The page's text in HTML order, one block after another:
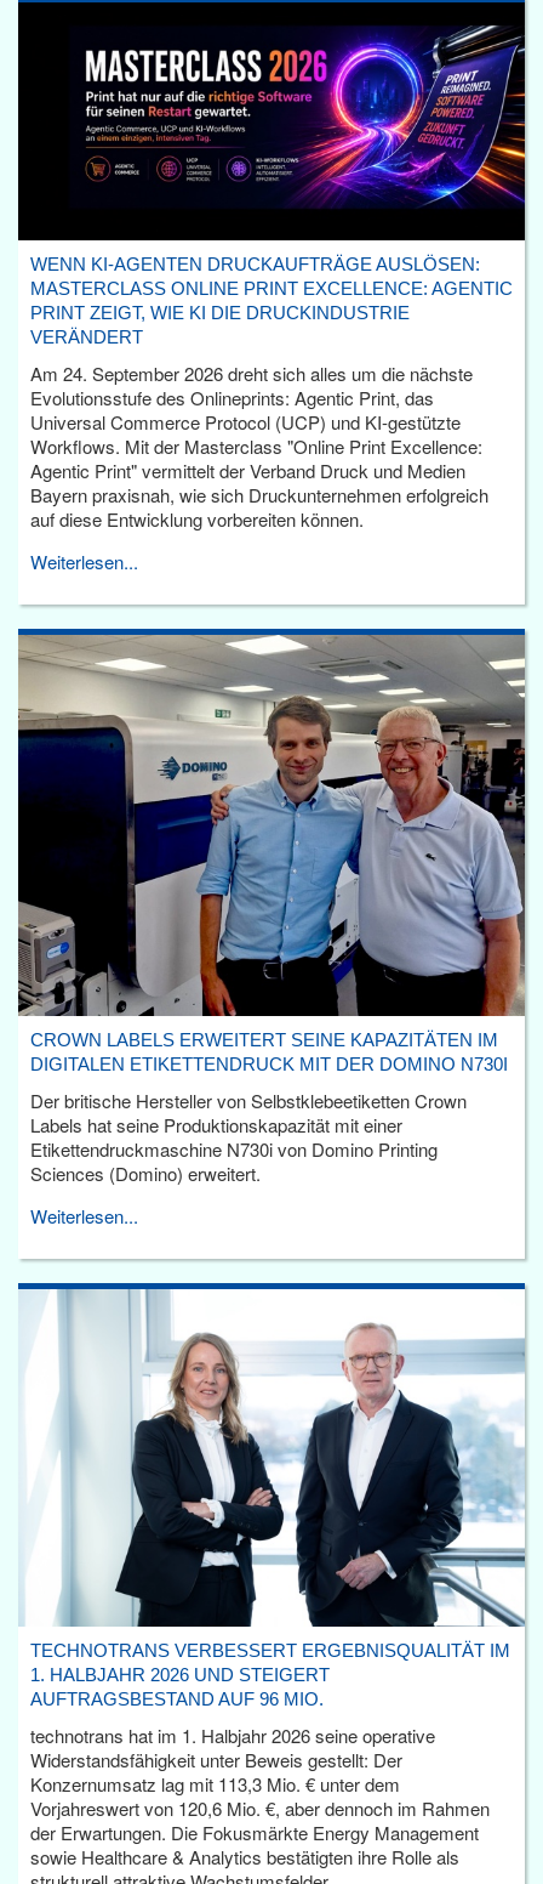
WENN KI-AGENTEN DRUCKAUFTRÄGE AUSLÖSEN:
MASTERCLASS ONLINE PRINT EXCELLENCE: AGENTIC
PRINT ZEIGT, WIE KI DIE DRUCKINDUSTRIE
VERÄNDERT
Am 24. September 2026 dreht sich alles um die nächste
Evolutionsstufe des Onlineprints: Agentic Print, das
Universal Commerce Protocol (UCP) und KI-gestützte
Workflows. Mit der Masterclass "Online Print Excellence:
Agentic Print" vermittelt der Verband Druck und Medien
Bayern praxisnah, wie sich Druckunternehmen erfolgreich
auf diese Entwicklung vorbereiten können.
Weiterlesen...
CROWN LABELS ERWEITERT SEINE KAPAZITÄTEN IM
DIGITALEN ETIKETTENDRUCK MIT DER DOMINO N730I
Der britische Hersteller von Selbstklebeetiketten Crown
Labels hat seine Produktionskapazität mit einer
Etikettendruckmaschine N730i von Domino Printing
Sciences (Domino) erweitert.
Weiterlesen...
TECHNOTRANS VERBESSERT ERGEBNISQUALITÄT IM
1. HALBJAHR 2026 UND STEIGERT
AUFTRAGSBESTAND AUF 96 MIO.
technotrans hat im 1. Halbjahr 2026 seine operative
Widerstandsfähigkeit unter Beweis gestellt: Der
Konzernumsatz lag mit 113,3 Mio. € unter dem
Vorjahreswert von 120,6 Mio. €, aber dennoch im Rahmen
der Erwartungen. Die Fokusmärkte Energy Management
sowie Healthcare & Analytics bestätigten ihre Rolle als